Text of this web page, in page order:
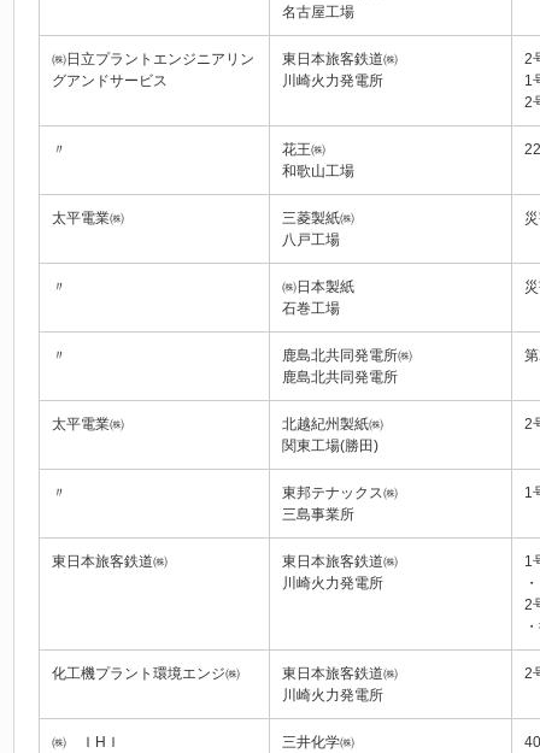
名古屋工場
㈱日立プラントエンジニアリン
グアンドサービス
東日本旅客鉄道㈱
川崎火力発電所
2
1
2
〃
花王㈱
和歌山工場
太平電業㈱
三菱製紙㈱
八戸工場
〃
㈱日本製紙
石巻工場
〃
鹿島北共同発電所㈱
鹿島北共同発電所
太平電業㈱
北越紀州製紙㈱
関東工場(勝田)
2
〃
東邦テナックス㈱
三島事業所
1
東日本旅客鉄道㈱
東日本旅客鉄道㈱
川崎火力発電所
1
2
化工機プラント環境エンジ㈱
東日本旅客鉄道㈱
川崎火力発電所
2
㈱ ＩHＩ
三井化学㈱